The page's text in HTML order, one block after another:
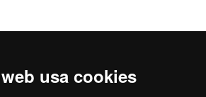
usa cookies